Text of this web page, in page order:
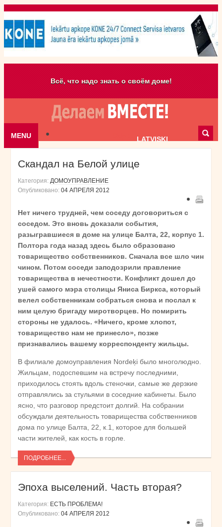
Всё, что надо знать о своём доме!
MENU LATVISKI
Skip to content
Скандал на Белой улице
Категория: ДОМОУПРАВЛЕНИЕ
Опубликовано: 04 АПРЕЛЯ 2012
Нет ничего трудней, чем соседу договориться с
соседом. Это вновь доказали события,
разыгравшиеся в доме на улице Балта, 22, корпус 1.
Полтора года назад здесь было образовано
товарищество собственников. Сначала все шло чин
чином. Потом соседи заподозрили правление
товарищества в нечестности. Конфликт дошел до
ушей самого мэра столицы Яниса Биркса, который
велел собственникам собраться снова и послал к
ним целую бригаду миротворцев. Но помирить
стороны не удалось. «Ничего, кроме хлопот,
товарищество нам не принесло», позже
признавались вашему корреспонденту жильцы.
В филиале домоуправления Nordeķi было многолюдно.
Жильцам, подоспевшим на встречу последними,
приходилось стоять вдоль стеночки, самые же дерзкие
отправлялись за стульями в соседние кабинеты. Было
ясно, что разговор предстоит долгий. На собрании
обсуждали деятельность товарищества собственников
дома по улице Балта, 22, к.1, которое для большей
части жителей, как кость в горле.
ПОДРОБНЕЕ...
Эпоха выселений. Часть вторая?
Категория: ЕСТЬ ПРОБЛЕМА!
Опубликовано: 04 АПРЕЛЯ 2012